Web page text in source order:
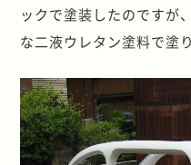
ックで塗装したのですが
な二液ウレタン塗料で塗